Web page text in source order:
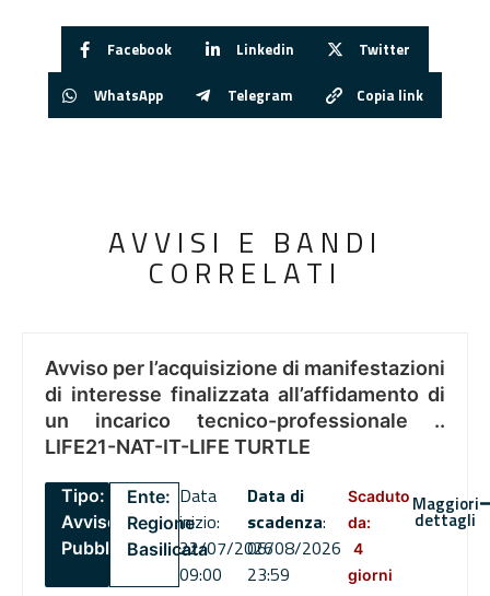
Facebook Linkedin Twitter
WhatsApp Telegram Copia link
AVVISI E BANDI
CORRELATI
Avviso per l’acquisizione di manifestazioni
di interesse finalizzata all’affidamento di
un incarico tecnico-professionale ..
LIFE21-NAT-IT-LIFE TURTLE
Tipo:
Avviso
Pubblico
Ente:
Regione
Basilicata
Data
inizio:
22/07/2026
09:00
Data di
scadenza:
06/08/2026
23:59
Scaduto
da:
4
giorni
Maggiori
dettagli